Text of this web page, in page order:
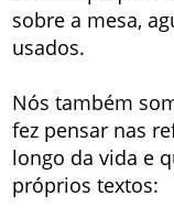
sobre a mesa,
usados.
Nós também
fez pensar nas
longo da vida e
próprios textos: